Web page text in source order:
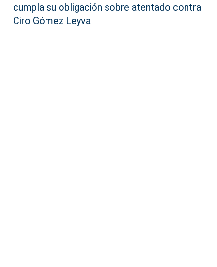
cumpla su obligación sobre atentado contra
Ciro Gómez Leyva